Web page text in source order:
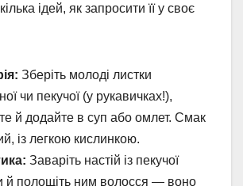
ідей, як запросити її у своє
Зберіть молоді листки
чи пекучої (у рукавичках!),
й додайте в суп або омлет. Смак
із легкою кислинкою.
Заваріть настій із пекучої
й полощіть ним волосся — воно